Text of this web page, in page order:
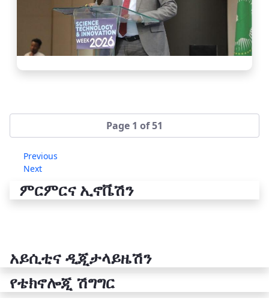
Page 1 of 51
Previous
Next
ምርምርና ኢኖቬሽን
አይሲቲና ዲጂታላይዜሽን
የቴክኖሎጂ ሽግግር